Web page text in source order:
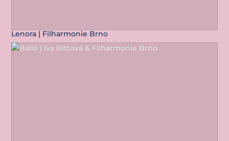
Lenora | Filharmonie Brno